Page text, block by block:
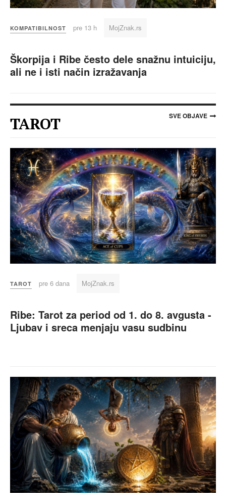
KOMPATIBILNOST pre 13 h MojZnak.rs
Škorpija i Ribe često dele snažnu intuiciju,
ali ne i isti način izražavanja
TAROT SVE OBJAVE
TAROT pre 6 dana MojZnak.rs
Ribe: Tarot za period od 1. do 8. avgusta -
Ljubav i sreca menjaju vasu sudbinu